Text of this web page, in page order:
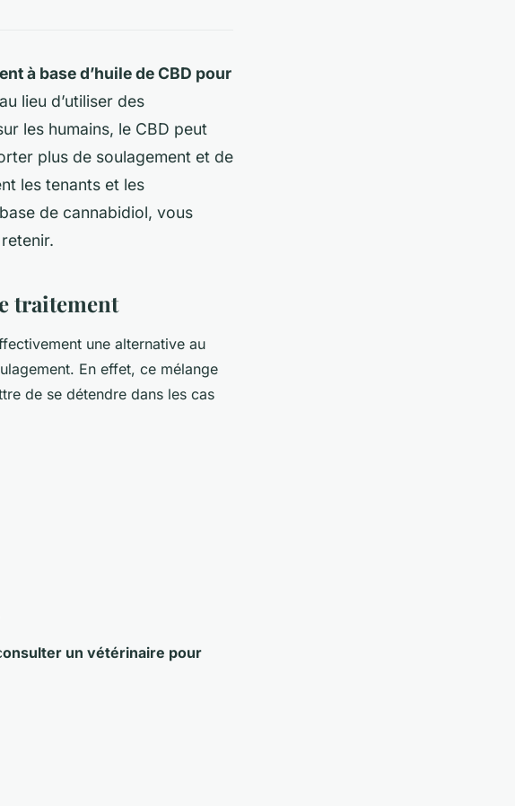
à base d’huile de CBD pour
lieu d’utiliser des
les humains, le CBD peut
plus de soulagement et de
les tenants et les
de cannabidiol, vous
traitement
une alternative au
En effet, ce mélange
de se détendre dans les cas
onsulter un vétérinaire pour